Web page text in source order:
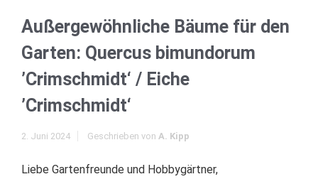
Außergewöhnliche Bäume für den
Garten: Quercus bimundorum
’Crimschmidt‘ / Eiche
’Crimschmidt‘
2. Juni 2024 Geschrieben von A. Kipp
Liebe Gartenfreunde und Hobbygärtner,